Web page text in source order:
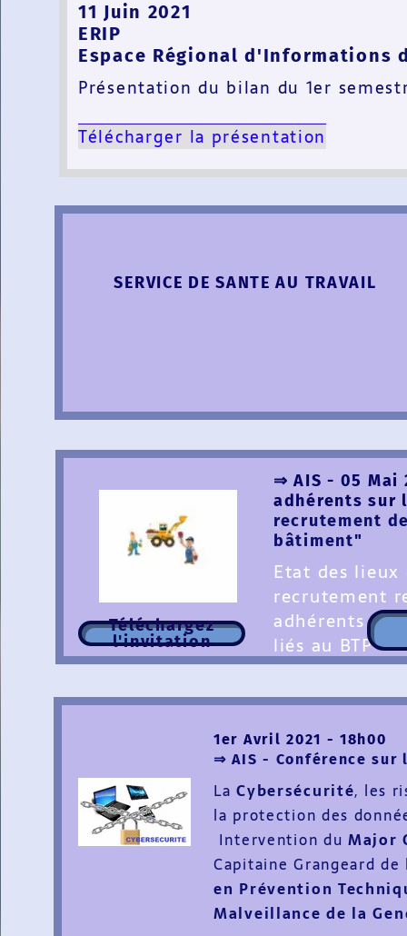
11 Juin 2021
ERIP
Espace Régional d'Informations
Présentation du bilan du 1er
Télécharger la présentation
SERVICE DE SANTE AU TRAVAIL
⇒ AIS - 05 Mai
adhérents sur
recrutement
bâtiment"
Etat des
recrutement
adhérents de
liés au BTP
Téléchargez
l'invitation
1er Avril 2021 - 18h00
⇒ AIS - Conférence sur
LaCybersécurité, les
la protection des
Intervention duMajor
Capitaine Grangeard
en Prévention
Malveillance de la